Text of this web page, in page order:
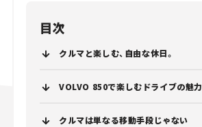
目次
クルマと楽しむ、自由な休日。
VOLVO 850で楽しむドライブの魅力
クルマは単なる移動手段じゃない